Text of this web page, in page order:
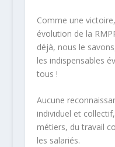
Comme une
évolution de la
déjà, nous le
les indispensables
tous !
Aucune
individuel et
métiers, du travail
les salariés.